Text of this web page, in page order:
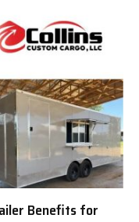
Benefits for